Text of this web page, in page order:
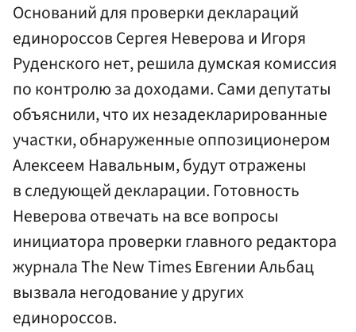
Оснований для проверки деклараций
единороссов Сергея Неверова и Игоря
Руденского нет, решила думская комиссия
по контролю за доходами. Сами депутаты
объяснили, что их незадекларированные
участки, обнаруженные оппозиционером
Алексеем Навальным, будут отражены
в следующей декларации. Готовность
Неверова отвечать на все вопросы
инициатора проверки главного редактора
журнала The New Times Евгении Альбац
вызвала негодование у других
единороссов.